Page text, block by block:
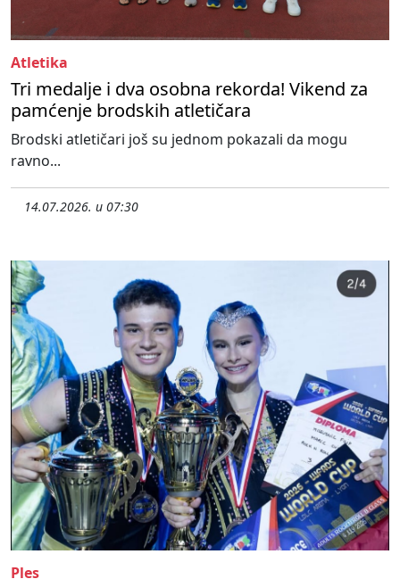
Atletika
Tri medalje i dva osobna rekorda! Vikend za
pamćenje brodskih atletičara
Brodski atletičari još su jednom pokazali da mogu
ravno...
14.07.2026. u 07:30
Ples